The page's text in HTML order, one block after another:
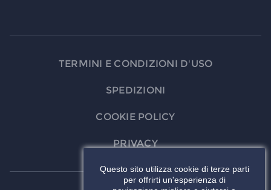
TERMINI E CONDIZIONI D'USO
SPEDIZIONI
COOKIE POLICY
PRIVACY
Questo sito utilizza cookie di terze parti
per offrirti un'esperienza di